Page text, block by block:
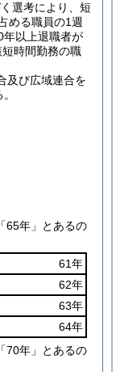
選考により、短
める職員の1週
年以上退職者が
時間勤務の職
及び広域連合を
65年」とあるの
61年
62年
63年
64年
70年」とあるの